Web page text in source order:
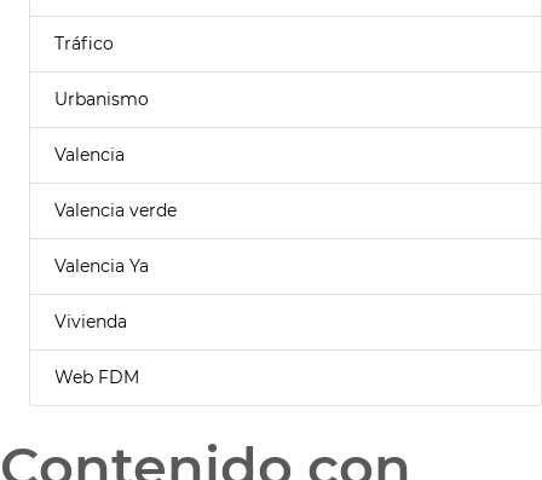
Tráfico
Urbanismo
Valencia
Valencia verde
Valencia Ya
Vivienda
Web FDM
Contenido con